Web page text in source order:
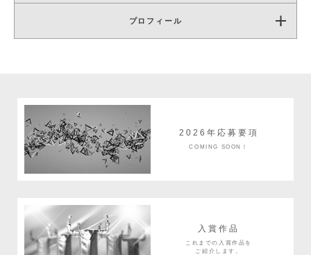
プロフィール
2026年応募要項
COMING SOON！
入賞作品
これまでの入賞作品を
ご紹介します。